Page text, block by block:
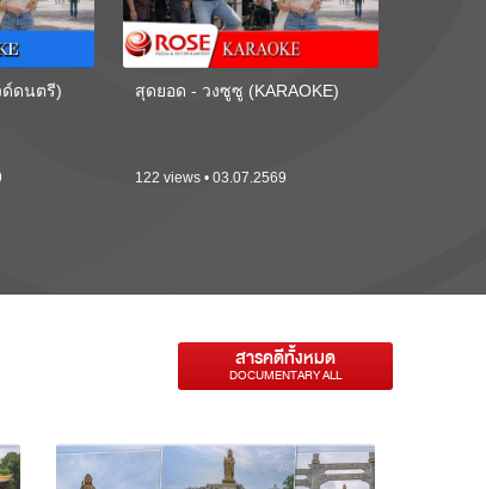
ดนตรี)
สุดยอด - วงซูซู (KARAOKE)
122 views • 03.07.2569
สารคดีทั้งหมด
DOCUMENTARY ALL